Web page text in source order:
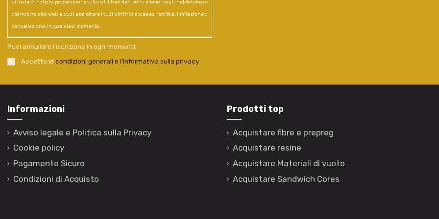
di inviarti notizie, promozioni e tutorial. I tuoi dati sono memorizzati nel database
del nostro sito web e puoi esercitare i tuoi diritti di accesso, rettifica, limitazione o
cancellazione, in qualsiasi momento.
Puoi annullare l'iscrizione in ogni momenti.
Accetto le condizioni generali e l’informativa sulla privacy.
Informazioni
Avviso legale e Politica sulla Privacy
Cookie policy
Pagamento Sicuro
Condizioni di Acquisto
Prodotti top
Acquistare fibre e prepreg
Acquistare resine
Acquistare Materiali di vuoto
Acquistare Sandwich Cores